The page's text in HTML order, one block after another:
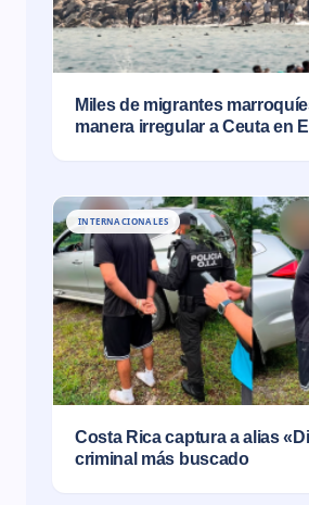
Miles de migrantes
manera irregular a Ceuta en
INTERNACIONALES
Costa Rica captura a alias
criminal más buscado